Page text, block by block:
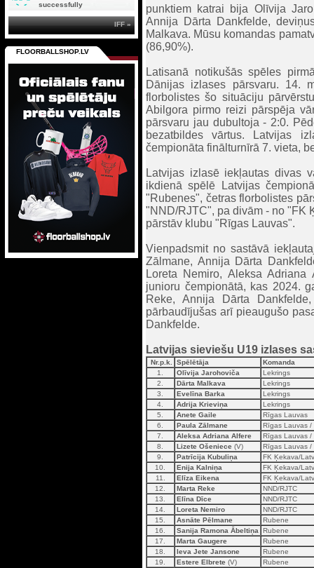
punktiem katrai bija Olīvija
Annija Dārta Dankfelde,
Malkava. Mūsu komandas
(86,90%).
Latisanā notikušās spēles
Dānijas izlases pārsvaru. 14.
florbolistes šo situāciju
Abilgora pirmo reizi pārspēja
pārsvaru jau dubultoja - 2:0.
bezatbildes vārtus. Latvijas
čempionāta finālturnīrā 7. vieta,
Latvijas izlasē iekļautas divas
ikdienā spēlē Latvijas
"Rubenes", četras florbolistes
"NND/RJTC", pa divām - no "FK
pārstāv klubu "Rīgas Lauvas".
Vienpadsmit no sastāvā
Zālmane, Annija Dārta
Loreta Nemiro, Aleksa
junioru čempionātā, kas 2024.
Reke, Annija Dārta
pārbaudījušas arī pieaugušo
Dankfelde.
Latvijas sieviešu U19 izlases
Nr.p.k. Spēlētāja
Komanda
1.
Olīvija Jarohoviča
Lekrings
2.
Dārta Malkava
Lekrings
3.
Evelīna Barka
Lekrings
4.
Adrija Krieviņa
Lekrings
5.
Anete Gaile
Rīgas Lauvas
6.
Paula Zālmane
Rīgas Lauvas /
7.
Aleksa Adriana Alfere
Rīgas Lauvas /
8.
Lizete Ošeniece (V)
Rīgas Lauvas /
9.
Patrīcija Kubuliņa
FK Ķekava/
10.
Enija Kalniņa
FK Ķekava/
11.
Elīza Eikena
FK Ķekava/
12.
Marta Reke
NND/RJTC
13.
Elīna Dīce
NND/RJTC
14.
Loreta Nemiro
NND/RJTC
15.
Asnāte Pēlmane
Rubene
16.
Sanija Ramona Ābeltiņa
Rubene
17.
Marta Gaugere
Rubene
18.
Ieva Jete Jansone
Rubene
19.
Estere Elbrete (V)
Rubene
successfully
IFF »
FLOORBALLSHOP.LV